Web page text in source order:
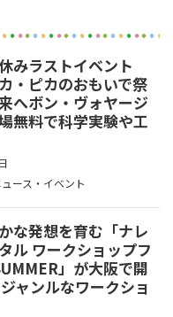
みラストイベント
・ピカのおもいで祭
へボン・ヴォヤージ
無料で科学実験や工
ース・イベント
な発想を育む「ナレ
ル ワークショップフ
」が大阪で開
ャンルなワークショ